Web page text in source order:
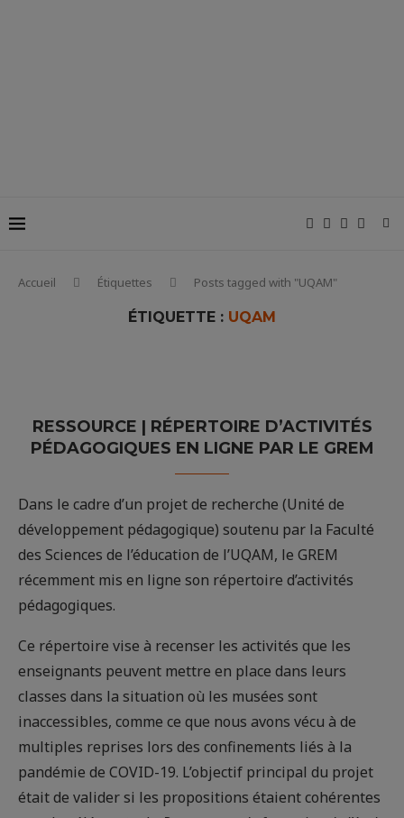
Accueil Étiquettes Posts tagged with "UQAM"
ÉTIQUETTE : UQAM
RESSOURCE | RÉPERTOIRE D’ACTIVITÉS
PÉDAGOGIQUES EN LIGNE PAR LE GREM
Dans le cadre d’un projet de recherche (Unité de
développement pédagogique) soutenu par la Faculté
des Sciences de l’éducation de l’UQAM, le GREM
récemment mis en ligne son répertoire d’activités
pédagogiques.
Ce répertoire vise à recenser les activités que les
enseignants peuvent mettre en place dans leurs
classes dans la situation où les musées sont
inaccessibles, comme ce que nous avons vécu à de
multiples reprises lors des confinements liés à la
pandémie de COVID-19. L’objectif principal du projet
était de valider si les propositions étaient cohérentes